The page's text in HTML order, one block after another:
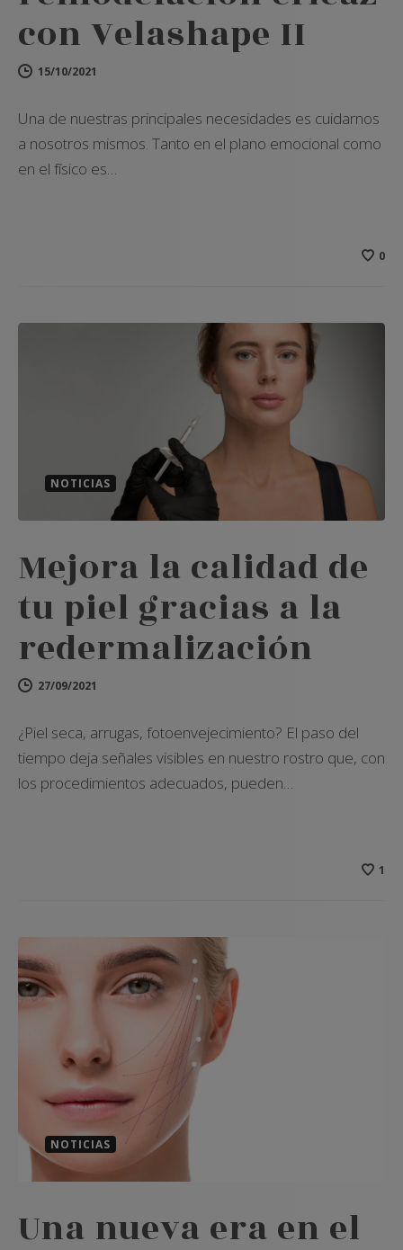
con Velashape II
15/10/2021
Una de nuestras principales necesidades es cuidarnos
a nosotros mismos. Tanto en el plano emocional como
en el físico es…
0
NOTICIAS
Mejora la calidad de
tu piel gracias a la
redermalización
27/09/2021
¿Piel seca, arrugas, fotoenvejecimiento? El paso del
tiempo deja señales visibles en nuestro rostro que, con
los procedimientos adecuados, pueden…
1
NOTICIAS
Una nueva era en el